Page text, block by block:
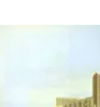
Społeczeństwo